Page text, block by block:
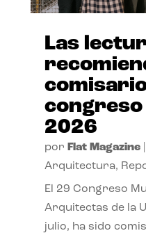
Las
congreso
2026
por Flat Magazine|
Arquitectura,
El 29 Congreso
Arquitectas de la
julio, ha sido